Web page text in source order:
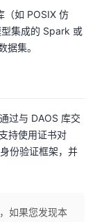
（如 POSIX 仿
集成的 Spark 或
据集。
过与 DAOS 库交
持使用证书对
份验证框架，并
如果您发现本